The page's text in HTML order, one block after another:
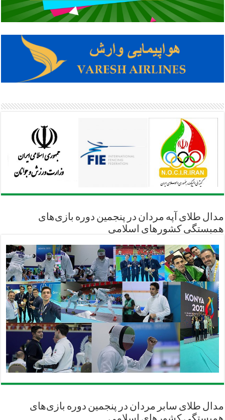
مدال طلای آپه مردان در پنجمین دوره بازی‌های
همبستگی کشورهای اسلامی
مدال طلای سابر مردان در پنجمین دوره بازی‌های